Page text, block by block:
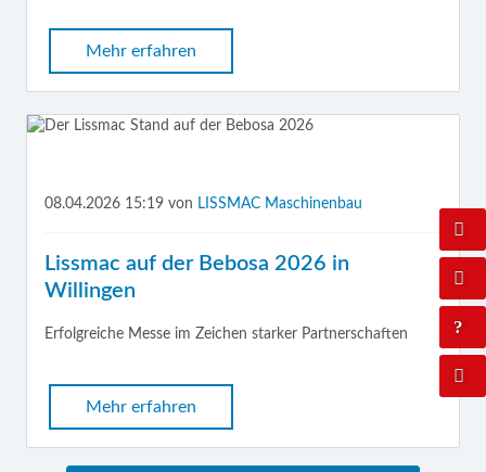
Mehr erfahren
08.04.2026 15:19 von LISSMAC Maschinenbau
Lissmac auf der Bebosa 2026 in
Willingen
Erfolgreiche Messe im Zeichen starker Partnerschaften
Mehr erfahren